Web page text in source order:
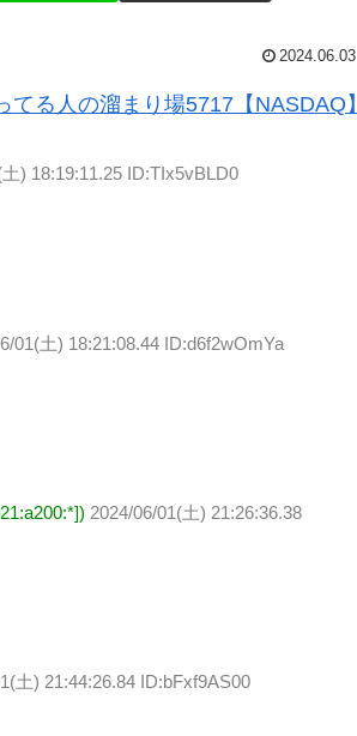
2024.06.03
てる人の溜まり場5717【NASDAQ】
) 18:19:11.25 ID:TIx5vBLD0
01(土) 18:21:08.44 ID:d6f2wOmYa
2024/06/01(土) 21:26:36.38
土) 21:44:26.84 ID:bFxf9AS00